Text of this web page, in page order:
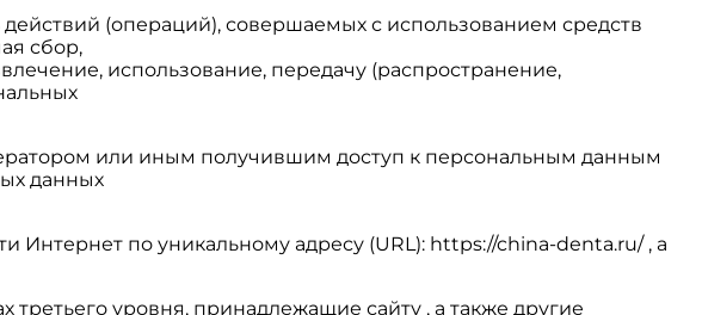
(операций), совершаемых с использованием средств
сбор,
использование, передачу (распространение,
или иным получившим доступ к персональным данным
данных
Интернет по уникальному адресу (URL): https://china-denta.ru/ , а
уровня, принадлежащие сайту , а также другие